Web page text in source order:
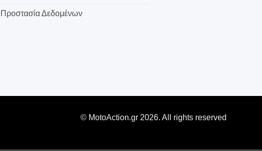
Προστασία Δεδομένων
© MotoAction.gr 2026. All rights reserved